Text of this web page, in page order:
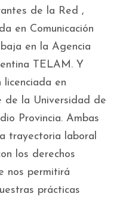
de la Red ,
en Comunicación
en la Agencia
TELAM. Y
licenciada en
de la Universidad de
Provincia. Ambas
trayectoria laboral
los derechos
nos permitirá
prácticas